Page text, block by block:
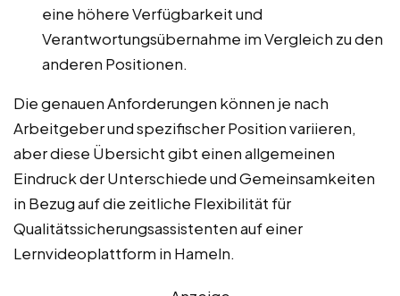
eine höhere Verfügbarkeit und
Verantwortungsübernahme im Vergleich zu den
anderen Positionen.
Die genauen Anforderungen können je nach
Arbeitgeber und spezifischer Position variieren,
aber diese Übersicht gibt einen allgemeinen
Eindruck der Unterschiede und Gemeinsamkeiten
in Bezug auf die zeitliche Flexibilität für
Qualitätssicherungsassistenten auf einer
Lernvideoplattform in Hameln.